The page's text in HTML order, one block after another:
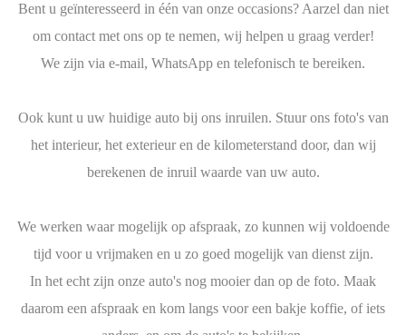
Bent u geïnteresseerd in één van onze occasions? Aarzel dan niet
om contact met ons op te nemen, wij helpen u graag verder!
We zijn via e-mail, WhatsApp en telefonisch te bereiken.
Ook kunt u uw huidige auto bij ons inruilen. Stuur ons foto's van
het interieur, het exterieur en de kilometerstand door, dan wij
berekenen de inruil waarde van uw auto.
We werken waar mogelijk op afspraak, zo kunnen wij voldoende
tijd voor u vrijmaken en u zo goed mogelijk van dienst zijn.
In het echt zijn onze auto's nog mooier dan op de foto. Maak
daarom een afspraak en kom langs voor een bakje koffie, of iets